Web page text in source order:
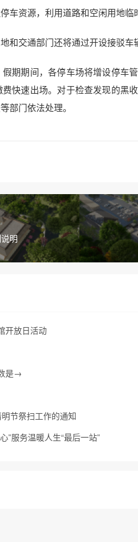
车资源，利用道路和空闲用地临
交通部门还将通过开设接驳车
期间，各停车场将增设停车管
快速出场。对于检查发现的黑
部门依法处理。
明
开放日活动
是→
节祭扫工作的通知
”服务温暖人生“最后一站”